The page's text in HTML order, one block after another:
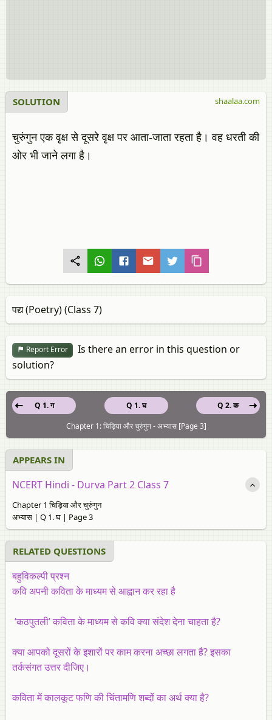
SOLUTION
चुरुंगुन एक वृक्ष से दूसरे वृक्ष पर आता-जाता रहता है। वह धरती की
ओर भी जाने लगा है।
shaalaa.com
पद्य (Poetry) (Class 7)
Report Error
Is there an error in this question or
solution?
Q 1. घ
Q 1. ग
Q 2. क
Chapter 1: चिड़िया और चुरुंगुन - अभ्यास [Page 3]
APPEARS IN
NCERT Hindi - Durva Part 2 Class 7
Chapter 1 चिड़िया और चुरुंगुन
अभ्यास | Q 1. घ | Page 3
RELATED QUESTIONS
बहुविकल्पी प्रश्न
कवि अपनी कविता के माध्यम से आह्वान कर रहा है
‘कठपुतली’ कविता के माध्यम से कवि क्या संदेश देना चाहता है?
क्या आपको दूसरों के इशारों पर काम करना अच्छा लगता है? इसका
तर्कसंगत उत्तर दीजिए।
कविता में कालकूट फणि की चिंतामणि शब्दों का अर्थ क्या है?